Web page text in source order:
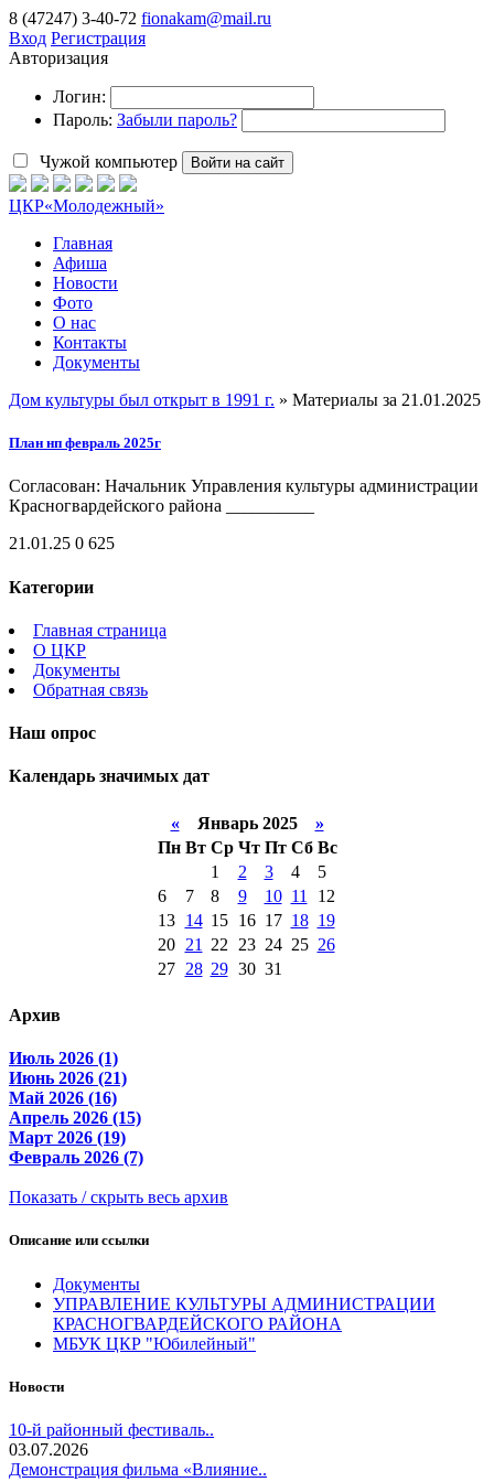
8 (47247) 3-40-72 fionakam@mail.ru
Вход Регистрация
Авторизация
Логин:
Пароль: Забыли пароль?
Чужой компьютер Войти на сайт
ЦКР«Молодежный»
Главная
Афиша
Новости
Фото
О нас
Контакты
Документы
Дом культуры был открыт в 1991 г. » Материалы за 21.01.2025
План нп февраль 2025г
Согласован: Начальник Управления культуры администрации
Красногвардейского района __________
21.01.25 0 625
Категории
Главная страница
О ЦКР
Документы
Обратная связь
Наш опрос
Календарь значимых дат
«Январь 2025 »
Пн Вт Ср Чт Пт Сб Вс
1
2 3 4
5
6
7 8 9 10 11
12
13
14 15 16 17 18 19
20
21 22 23 24 25 26
27
28 29 30 31
Архив
Июль 2026 (1)
Июнь 2026 (21)
Май 2026 (16)
Апрель 2026 (15)
Март 2026 (19)
Февраль 2026 (7)
Показать / скрыть весь архив
Описание или ссылки
Документы
УПРАВЛЕНИЕ КУЛЬТУРЫ АДМИНИСТРАЦИИ
КРАСНОГВАРДЕЙСКОГО РАЙОНА
МБУК ЦКР "Юбилейный"
Новости
10-й районный фестиваль..
03.07.2026
Демонстрация фильма «Влияние..